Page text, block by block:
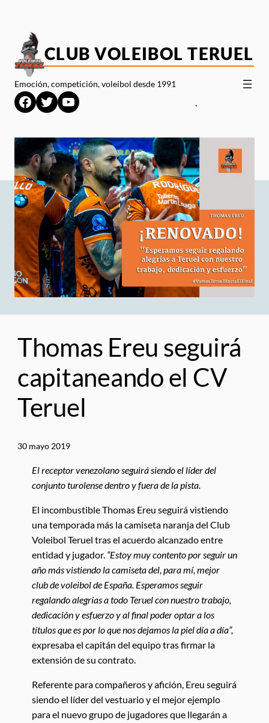
contenido
CLUB VOLEIBOL TERUEL
Emoción, competición, voleibol desde 1991
Facebook
TwitterYouTube .
Thomas Ereu seguirá
capitaneando el CV
Teruel
30 mayo 2019
El receptor venezolano seguirá siendo el líder del
conjunto turolense dentro y fuera de la pista.
El incombustible Thomas Ereu seguirá vistiendo
una temporada más la camiseta naranja del Club
Voleibol Teruel tras el acuerdo alcanzado entre
entidad y jugador. “Estoy muy contento por seguir un
año más vistiendo la camiseta del, para mí, mejor
club de voleibol de España. Esperamos seguir
regalando alegrías a todo Teruel con nuestro trabajo,
dedicación y esfuerzo y al final poder optar a los
títulos que es por lo que nos dejamos la piel día a día”,
expresaba el capitán del equipo tras firmar la
extensión de su contrato.
Referente para compañeros y afición, Ereu seguirá
siendo el líder del vestuario y el mejor ejemplo
para el nuevo grupo de jugadores que llegarán a